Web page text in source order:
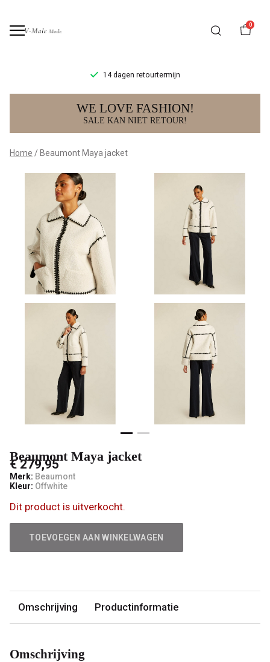
0
14 dagen retourtermijn
Beaumont
Maya
jacket
male
mode
WE LOVE FASHION!
SALE KAN NIET RETOUR!
Home Beaumont Maya jacket
Beaumont Maya jacket
€ 279,95
Merk: Beaumont
Kleur: Offwhite
Dit product is uitverkocht.
TOEVOEGEN AAN WINKELWAGEN
Omschrijving Productinformatie
Omschrijving